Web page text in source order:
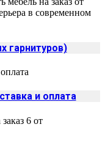
гарнитуров)
и оплата